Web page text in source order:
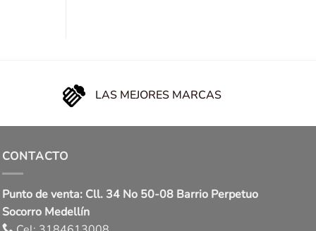
LAS MEJORES MARCAS
CONTACTO
Punto de venta: Cll. 34 No 50-08 Barrio Perpetuo
Socorro Medellín